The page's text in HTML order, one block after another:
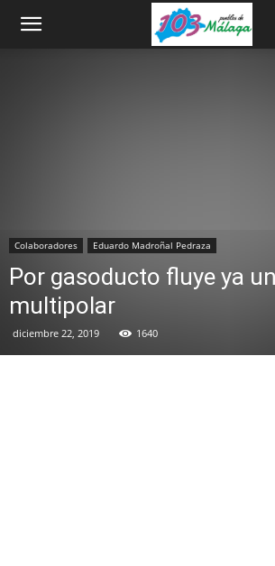
Colaboradores Eduardo Madroñal Pedraza
Por gasoducto fluye ya
multipolar
diciembre 22, 2019 1640